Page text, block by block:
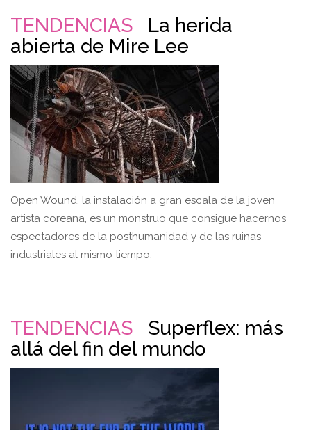
TENDENCIAS
La herida
abierta de Mire Lee
Open Wound, la instalación a gran escala de la joven
artista coreana, es un monstruo que consigue hacernos
espectadores de la posthumanidad y de las ruinas
industriales al mismo tiempo.
TENDENCIAS
Superflex: más
allá del fin del mundo